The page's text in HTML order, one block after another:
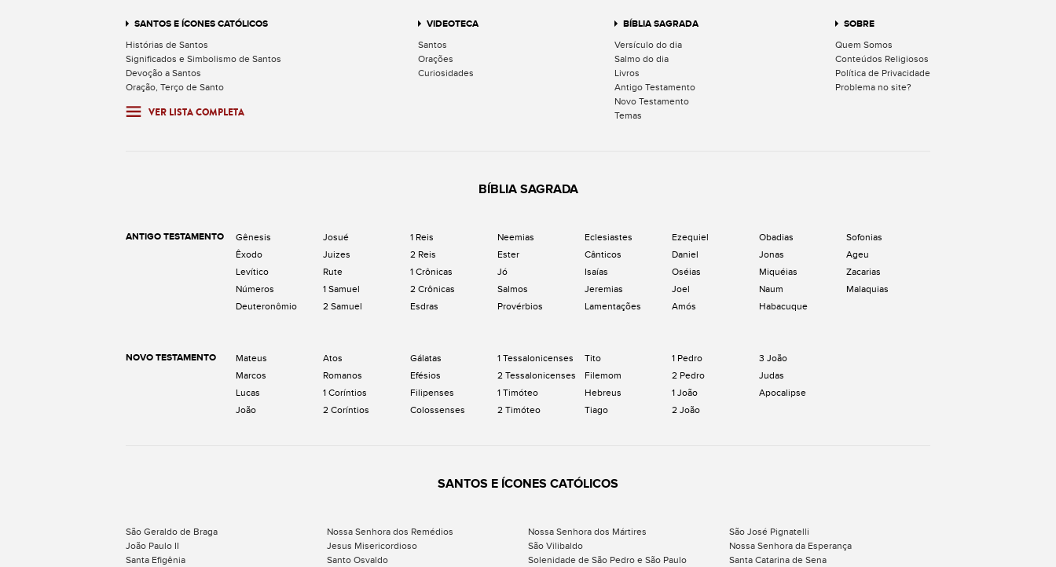
SANTOS E ÍCONES CATÓLICOS
Histórias de Santos
Significados e Simbolismo de Santos
Devoção a Santos
Oração, Terço de Santo
VER LISTA COMPLETA
VIDEOTECA
Santos
Orações
Curiosidades
BÍBLIA SAGRADA
Versículo do dia
Salmo do dia
Livros
Antigo Testamento
Novo Testamento
Temas
SOBRE
Quem Somos
Conteúdos Religiosos
Política de Privacidade
Problema no site?
BÍBLIA SAGRADA
ANTIGO TESTAMENTO
Gênesis
Êxodo
Levítico
Números
Deuteronômio
Josué
Juizes
Rute
1 Samuel
2 Samuel
1 Reis
2 Reis
1 Crônicas
2 Crônicas
Esdras
Neemias
Ester
Jó
Salmos
Provérbios
Eclesiastes
Cânticos
Isaías
Jeremias
Lamentações
Ezequiel
Daniel
Oséias
Joel
Amós
Obadias
Jonas
Miquéias
Naum
Habacuque
Sofonias
Ageu
Zacarias
Malaquias
NOVO TESTAMENTO
Mateus
Marcos
Lucas
João
Atos
Romanos
1 Coríntios
2 Coríntios
Gálatas
Efésios
Filipenses
Colossenses
1 Tessalonicenses
2 Tessalonicenses
1 Timóteo
2 Timóteo
Tito
Filemom
Hebreus
Tiago
1 Pedro
2 Pedro
1 João
2 João
3 João
Judas
Apocalipse
SANTOS E ÍCONES CATÓLICOS
São Geraldo de Braga Nossa Senhora dos Remédios Nossa Senhora dos Mártires
São José Pignatelli
João Paulo II
Jesus Misericordioso São Vilibaldo
Nossa Senhora da Esperança
Santa Efigênia
Santo Osvaldo Solenidade de São Pedro e São Paulo Santa Catarina de Sena